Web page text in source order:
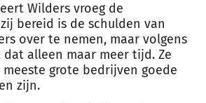
Wilders vroeg de
bereid is de schulden van
over te nemen, maar volgens
dat alleen maar meer tijd. Ze
grote bedrijven goede
zijn.